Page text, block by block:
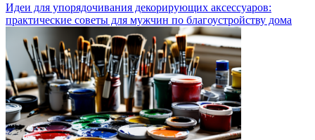
Идеи для упорядочивания декорирующих аксессуаров:
практические советы для мужчин по благоустройству дома